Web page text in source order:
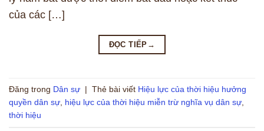
của các […]
ĐỌC TIẾP →
Đăng trong Dân sự | Thẻ bài viết Hiệu lực của thời hiệu hưởng
quyền dân sự hiệu lực của thời hiệu miễn trừ nghĩa vụ dân sự
thời hiệu